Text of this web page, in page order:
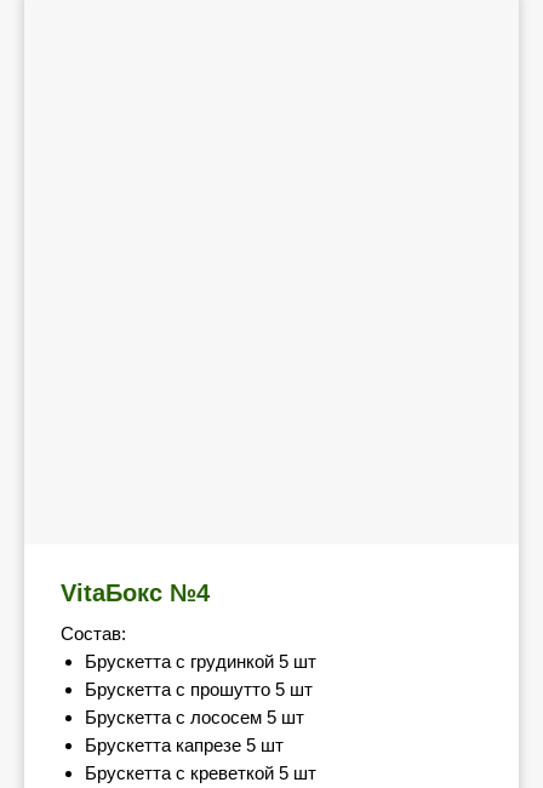
VitaБокс №4
Состав:
Брускетта с грудинкой 5 шт
Брускетта с прошутто 5 шт
Брускетта с лососем 5 шт
Брускетта капрезе 5 шт
Брускетта с креветкой 5 шт